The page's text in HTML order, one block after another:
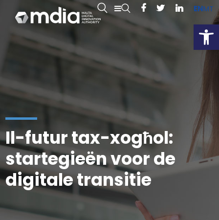
ENMT
Il-futur tax-xogħol:
startegieën voor de
digitale transitie